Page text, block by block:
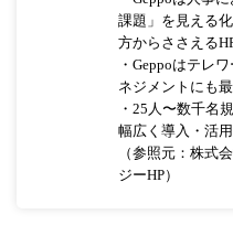
課題」を見える
方からささえる
・Geppoはテレ
ネジメントにも
・25人〜数千名
幅広く導入・活
（参照元：株式
ジーHP）